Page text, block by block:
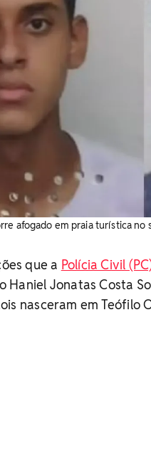
afogado em praia turística no
que a Polícia Civil
Jonatas Costa
nasceram em Teófilo